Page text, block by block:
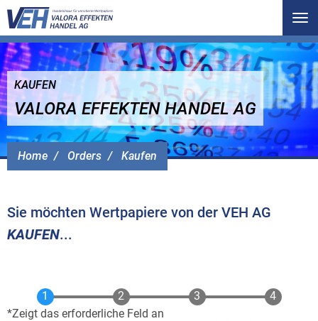
Home Orders Kaufen
KAUFEN
VALORA EFFEKTEN HANDEL AG
Sie möchten Wertpapiere von der VEH AG
KAUFEN...
Zeigt das erforderliche Feld an